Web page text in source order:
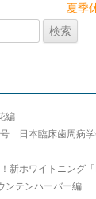
夏季
編
日本臨床歯周病
新ホワイトニング「
テンハーバー編